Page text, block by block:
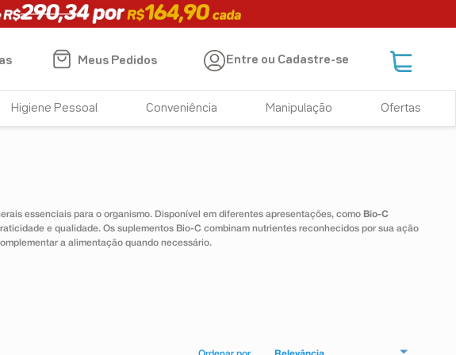
Meus Pedidos Entre ou Cadastre-se
Higiene Pessoal Conveniência Manipulação Ofertas
essenciais para o organismo. Disponível em diferentes apresentações, como Bio-C
e qualidade. Os suplementos Bio-C combinam nutrientes reconhecidos por sua ação
a alimentação quando necessário.